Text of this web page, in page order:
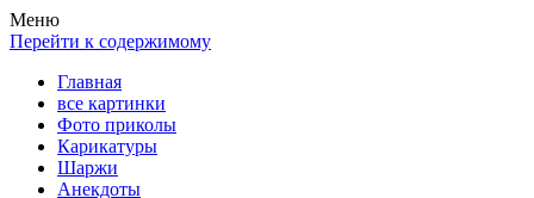
Весела хата — прикольные картинки, смешные истории,
клипы!
Покажем всем ваши фото приколы, карикатуры, шаржи, стихи,
рассказы, видео и песни!
Меню
Перейти к содержимому
Главная
все картинки
Фото приколы
Карикатуры
Шаржи
Анекдоты